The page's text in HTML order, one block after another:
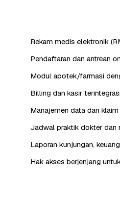
Rekam medis elektronik
Pendaftaran dan antrean
Modul apotek/farmasi
Billing dan kasir
Manajemen data dan
Jadwal praktik dokter dan
Laporan kunjungan,
Hak akses berjenjang